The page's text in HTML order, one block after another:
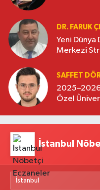
DR. FARUK
Yeni Dünya
Merkezi
SAFFET
2025–2026
Özel
İstanbul